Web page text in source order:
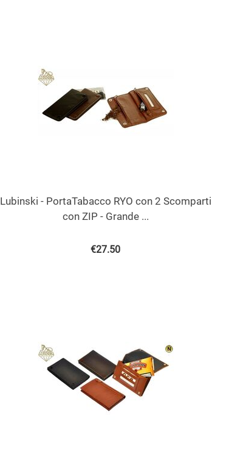
Lubinski - PortaTabacco RYO con 2 Scomparti
con ZIP - Grande ...
€27.50